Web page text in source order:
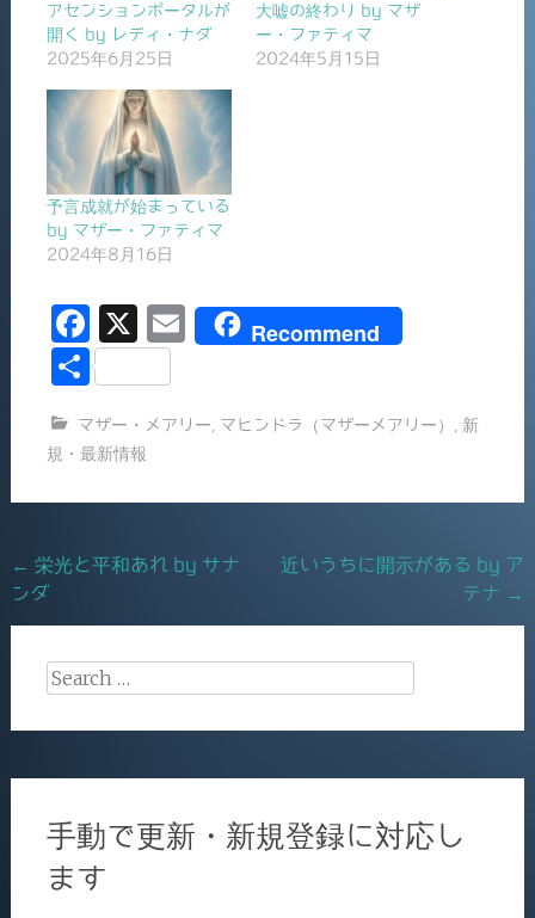
アセンションポータルが
開く by レディ・ナダ
2025年6月25日
大嘘の終わり by マザ
ー・ファティマ
2024年5月15日
予言成就が始まっている
by マザー・ファティマ
2024年8月16日
F
a
e
o
o
X
E
l
Recommend
共
マザー・メアリー マヒンドラ（マザーメアリー）
新
規・最新情報
Post
navigation
← 栄光と平和あれ by サナ
ンダ
近いうちに開示がある by ア
テナ →
Search
手動で更新・新規登録に対応し
ます